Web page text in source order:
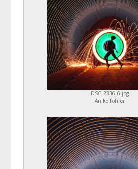
DSC_2336_6.jpg
Aniko Fohrer